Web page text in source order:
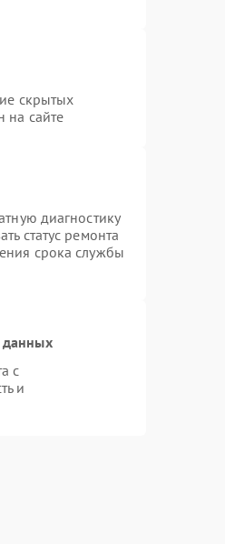
скрытых
на сайте
диагностику
статус ремонта
срока службы
данных
с
и